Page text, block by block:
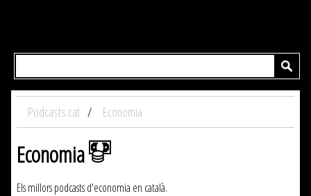
Podcasts.cat Economia
Economia
Els millors podcasts d'economia en català.